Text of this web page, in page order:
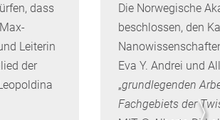
Akademie der Wissenschaften
den Kavli-Preis für
2026 an Pablo Jarillo-
und Allan H. MacDonald für ihre
Arbeiten zur Etablierung des
“ zu verleihen.